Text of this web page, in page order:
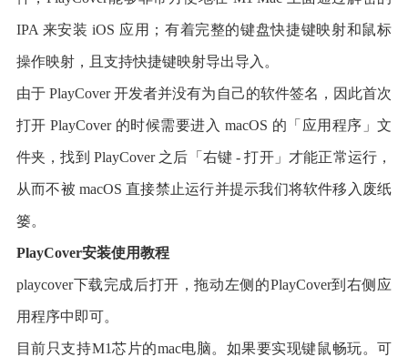
IPA 来安装 iOS 应用；有着完整的键盘快捷键映射和鼠标
操作映射，且支持快捷键映射导出导入。
由于 PlayCover 开发者并没有为自己的软件签名，因此首次
打开 PlayCover 的时候需要进入 macOS 的「应用程序」文
件夹，找到 PlayCover 之后「右键 - 打开」才能正常运行，
从而不被 macOS 直接禁止运行并提示我们将软件移入废纸
篓。
PlayCover安装使用教程
playcover下载完成后打开，拖动左侧的PlayCover到右侧应
用程序中即可。
目前只支持M1芯片的mac电脑。如果要实现键鼠畅玩。可